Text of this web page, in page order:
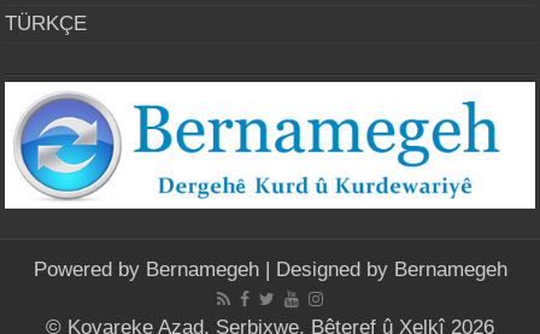
TÜRKÇE
Powered by Bernamegeh| Designed by Bernamegeh
© Kovareke Azad, Serbixwe, Bêteref û Xelkî 2026